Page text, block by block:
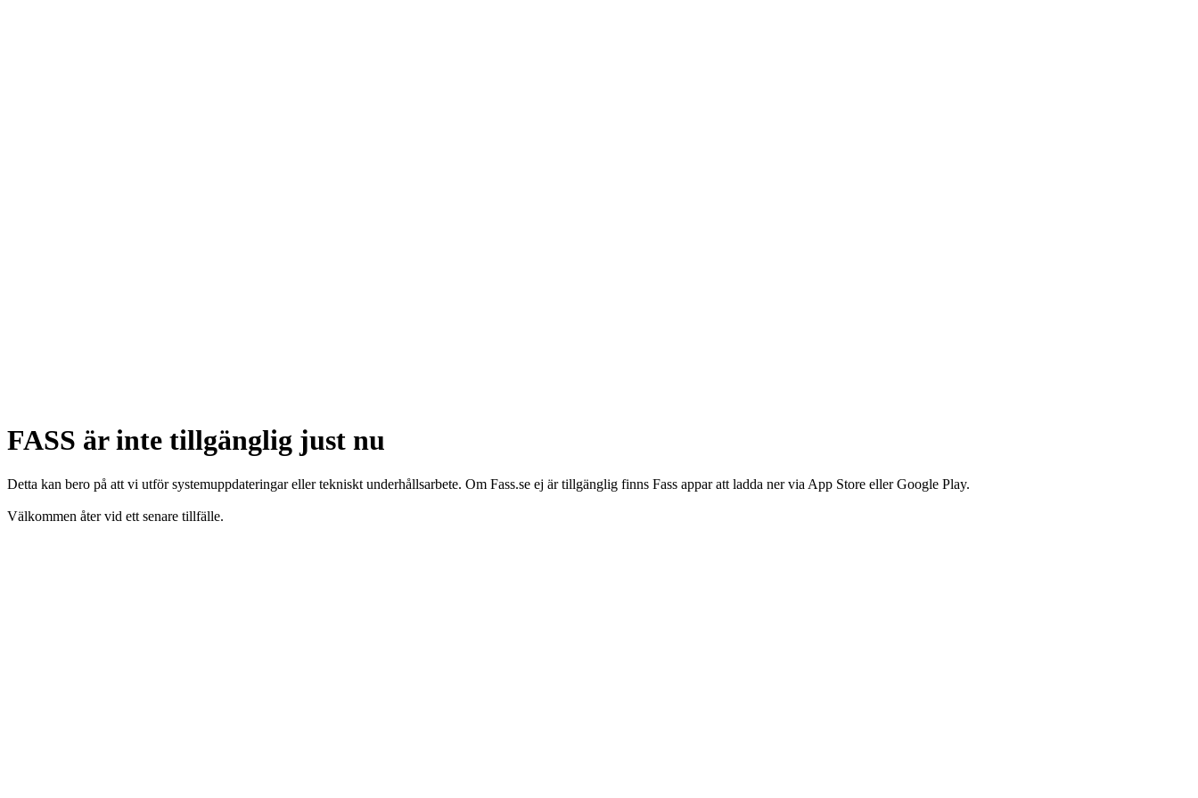
FASS är inte tillgänglig just nu
Detta kan bero på att vi utför systemuppdateringar eller tekniskt underhållsarbete. Om Fass.se ej är tillgänglig finns Fass appar att ladda ner via App Store eller Google Play.
Välkommen åter vid ett senare tillfälle.